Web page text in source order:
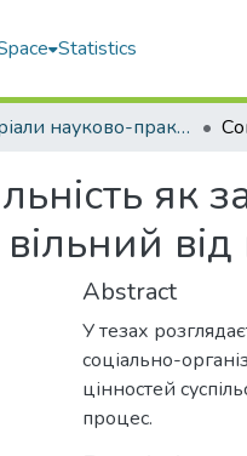
Statistics
Матеріали науково-практичних заходів (НБ)
як
Abstract
У тезах
соціально-
цінностей
процес.